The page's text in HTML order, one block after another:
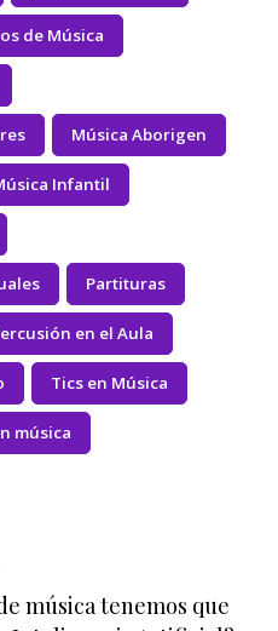
de Música
Música Aborigen
Infantil
Partituras
en el Aula
Tics en Música
música
música tenemos que